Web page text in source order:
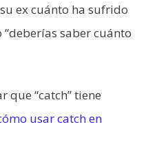
ex cuánto ha sufrido
saber cuánto
que “catch” tiene
usar catch en